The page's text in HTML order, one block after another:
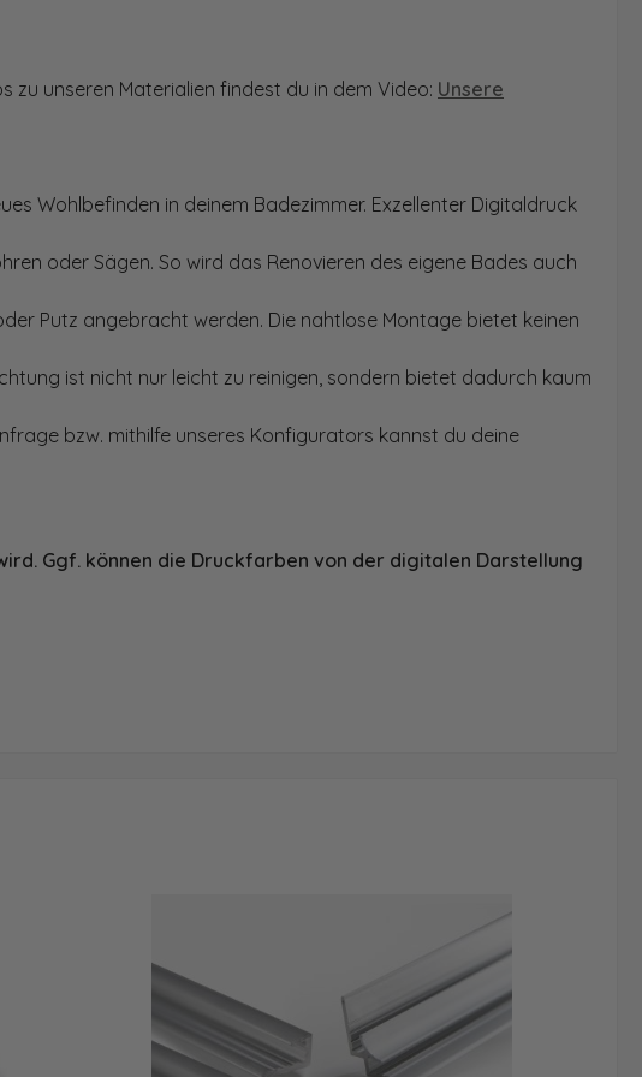
zu unseren Materialien findest du in dem Video: Unsere
Wohlbefinden in deinem Badezimmer. Exzellenter Digitaldruck
oder Sägen. So wird das Renovieren des eigene Bades auch
Putz angebracht werden. Die nahtlose Montage bietet keinen
ist nicht nur leicht zu reinigen, sondern bietet dadurch kaum
bzw. mithilfe unseres Konfigurators kannst du deine
Ggf. können die Druckfarben von der digitalen Darstellung